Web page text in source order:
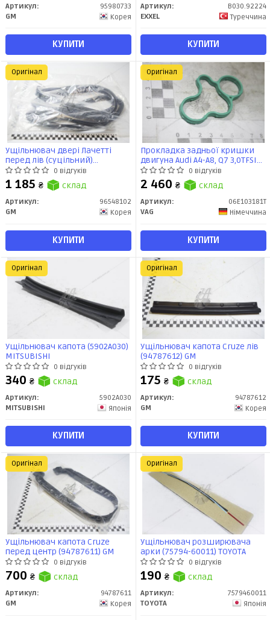
Артикул:
95980733
GM
Корея
КУПИТИ
Артикул:
B030.92224
EXXEL
Туреччина
КУПИТИ
Ущільнювач двері Лачетті
перед лів (суцільний)
(96548102) GM0 відгуків
1 185 ₴ склад
Артикул:
96548102
GM
Корея
КУПИТИ
Оригінал
Прокладка задньої кришки
двигуна Audi A4-A8, Q7 3,0TFSI
(13-21) (06E103181T) VAG
0 відгуків
2 460 ₴ склад
Артикул:
06E103181T
VAG
Німеччина
КУПИТИ
Оригінал
Ущільнювач капота (5902A030)
MITSUBISHI
0 відгуків
340 ₴ склад
Артикул:
5902A030
MITSUBISHI
Японія
КУПИТИ
Оригінал
Ущільнювач капота Cruze лів
(94787612) GM
0 відгуків
175 ₴ склад
Артикул:
94787612
GM
Корея
КУПИТИ
Оригінал
Ущільнювач капота Cruze
перед центр (94787611) GM
0 відгуків
700 ₴ склад
Артикул:
94787611
GM
Корея
Оригінал
Ущільнювач розширювача
арки (75794-60011) TOYOTA
0 відгуків
190 ₴ склад
Артикул:
7579460011
TOYOTA
Японія
Оригінал